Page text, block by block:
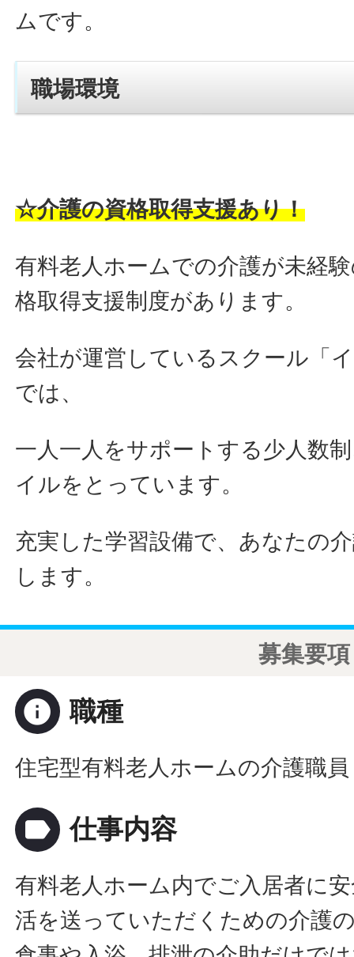
ムです。
職場環境
☆介護の資格取得支援あり！
有料老人ホームでの介護が未経
格取得支援制度があります。
会社が運営しているスクール「
では、
一人一人をサポートする少人数
イルをとっています。
充実した学習設備で、あなたの
します。
募集要項
info 職種
住宅型有料老人ホームの介護職員
label 仕事内容
有料老人ホーム内でご入居者に
活を送っていただくための介護